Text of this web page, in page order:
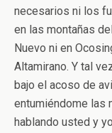
necesarios ni los
en las montañas
Nuevo ni en
Altamirano. Y tal
bajo el acoso de
entumiéndome las
hablando usted y